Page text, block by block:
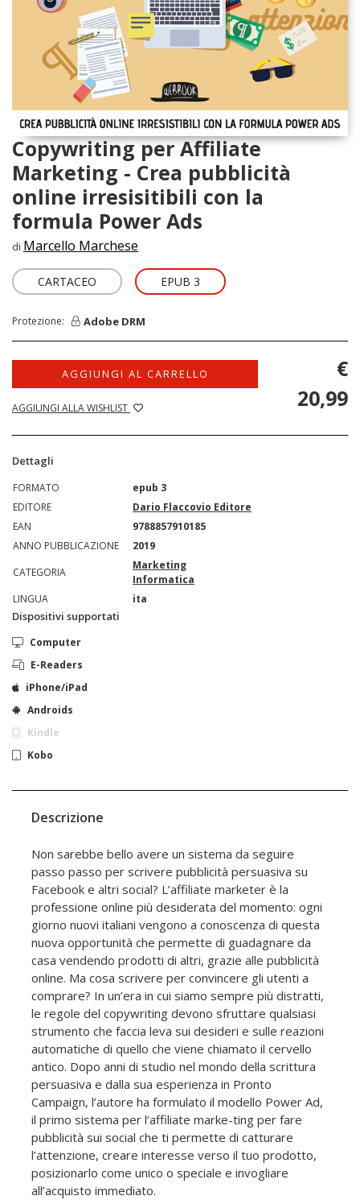
Copywriting per Affiliate
Marketing - Crea pubblicità
online irresisitibili con la
formula Power Ads
di Marcello Marchese
CARTACEO EPUB 3
Protezione: Adobe DRM
AGGIUNGI AL CARRELLO
AGGIUNGI ALLA WISHLIST
€
20,99
Dettagli
FORMATO
epub 3
EDITORE
Dario Flaccovio Editore
EAN
9788857910185
ANNO PUBBLICAZIONE
2019
CATEGORIA
Marketing
Informatica
LINGUA
ita
Dispositivi supportati
Computer
E-Readers
iPhone/iPad
Androids
Kindle
Kobo
Descrizione
Non sarebbe bello avere un sistema da seguire
passo passo per scrivere pubblicità persuasiva su
Facebook e altri social? L’affiliate marketer è la
professione online più desiderata del momento: ogni
giorno nuovi italiani vengono a conoscenza di questa
nuova opportunità che permette di guadagnare da
casa vendendo prodotti di altri, grazie alle pubblicità
online. Ma cosa scrivere per convincere gli utenti a
comprare? In un’era in cui siamo sempre più distratti,
le regole del copywriting devono sfruttare qualsiasi
strumento che faccia leva sui desideri e sulle reazioni
automatiche di quello che viene chiamato il cervello
antico. Dopo anni di studio nel mondo della scrittura
persuasiva e dalla sua esperienza in Pronto
Campaign, l’autore ha formulato il modello Power Ad,
il primo sistema per l’affiliate marke-ting per fare
pubblicità sui social che ti permette di catturare
l’attenzione, creare interesse verso il tuo prodotto,
posizionarlo come unico o speciale e invogliare
all’acquisto immediato.